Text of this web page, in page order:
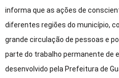
informa que as ações de
diferentes regiões do município,
grande circulação de pessoas e
parte do trabalho permanente de
desenvolvido pela Prefeitura de